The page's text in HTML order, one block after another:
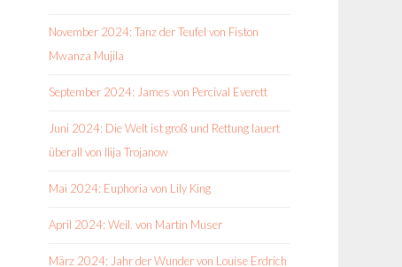
November 2024: Tanz der Teufel von Fiston
Mwanza Mujila
September 2024: James von Percival Everett
Juni 2024: Die Welt ist groß und Rettung lauert
überall von Ilija Trojanow
Mai 2024: Euphoria von Lily King
April 2024: Weil. von Martin Muser
März 2024: Jahr der Wunder von Louise Erdrich